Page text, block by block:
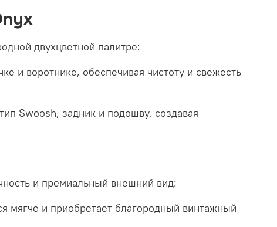
двухцветной палитре:
и воротнике, обеспечивая чистоту и свежесть
Swoosh, задник и подошву, создавая
и премиальный внешний вид:
мягче и приобретает благородный винтажный